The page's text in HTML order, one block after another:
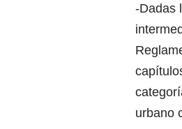
-Dadas
urbano